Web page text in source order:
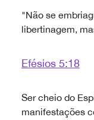
"Não se
libertinagem,
Efésios 5:18
Ser cheio do
manifestações